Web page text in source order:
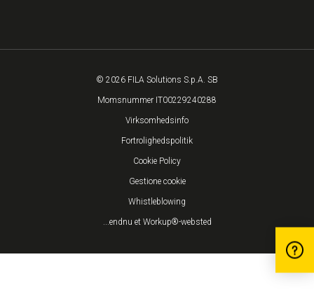
© 2026 FILA Solutions S.p.A. SB
Momsnummer IT00229240288
Virksomhedsinfo
Fortrolighedspolitik
Cookie Policy
Gestione cookie
Whistleblowing
...endnu et Workup®-websted